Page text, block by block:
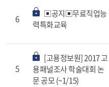
6
▣공지▣무료직업능
력특화교육
5
[고용정보원] 2017 고
용패널조사 학술대회 논
문 공모 (~1/15)